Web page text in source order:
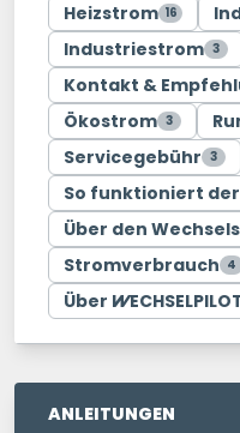
Heizstrom 16
Industriestrom 3
Kontakt &
Ökostrom 3
Servicegebühr 3
So funktioniert
Über den
Stromverbrauch 4
Über
ANLEITUNGEN